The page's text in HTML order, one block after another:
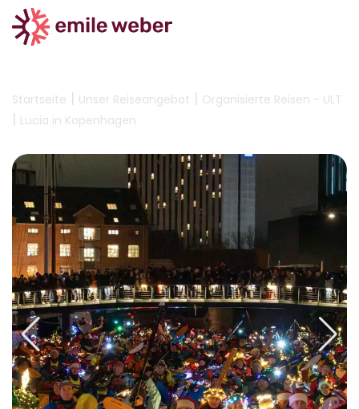
Startseite | Unser Reiseangebot | Organisierte Reisen - ULT
| Lucia in Kopenhagen